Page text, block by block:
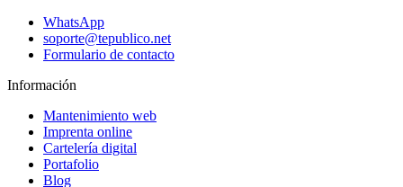
WhatsApp
soporte@tepublico.net
Formulario de contacto
Información
Mantenimiento web
Imprenta online
Cartelería digital
Portafolio
Blog